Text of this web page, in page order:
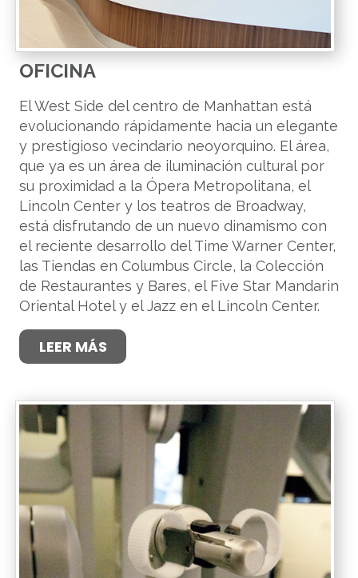
OFICINA
El West Side del centro de Manhattan está
evolucionando rápidamente hacia un elegante
y prestigioso vecindario neoyorquino. El área,
que ya es un área de iluminación cultural por
su proximidad a la Ópera Metropolitana, el
Lincoln Center y los teatros de Broadway,
está disfrutando de un nuevo dinamismo con
el reciente desarrollo del Time Warner Center,
las Tiendas en Columbus Circle, la Colección
de Restaurantes y Bares, el Five Star Mandarin
Oriental Hotel y el Jazz en el Lincoln Center.
LEER MÁS